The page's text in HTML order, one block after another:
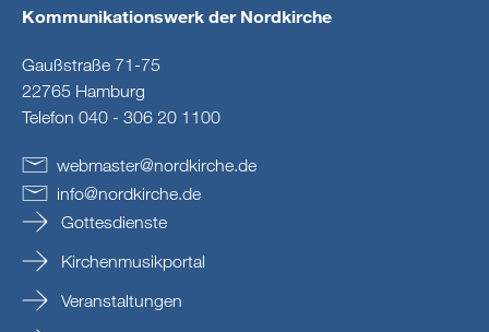
Kommunikationswerk der Nordkirche
Gaußstraße 71-75
22765 Hamburg
Telefon 040 - 306 20 1100
webmaster@nordkirche.de
info@nordkirche.de
Gottesdienste
Kirchenmusikportal
Veranstaltungen